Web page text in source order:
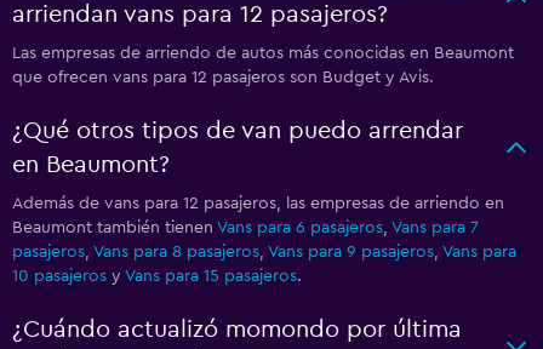
arriendan vans para 12 pasajeros?
Las empresas de arriendo de autos más conocidas en Beaumont
que ofrecen vans para 12 pasajeros son Budget y Avis.
¿Qué otros tipos de van puedo arrendar
en Beaumont?
Además de vans para 12 pasajeros, las empresas de arriendo en
Beaumont también tienen Vans para 6 pasajeros Vans para 7
pasajeros Vans para 8 pasajeros Vans para 9 pasajeros Vans para
10 pasajeros y Vans para 15 pasajeros.
¿Cuándo actualizó momondo por última